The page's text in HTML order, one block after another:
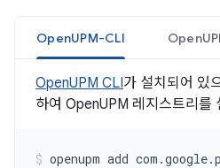
OpenUPM-CLI
OpenUPM CLI가 설치되어 있
하여 OpenUPM 레지스트리를
openupm add